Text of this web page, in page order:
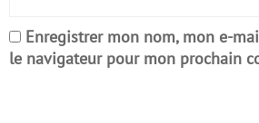
Enregistrer mon nom, mon e-
le navigateur pour mon prochain